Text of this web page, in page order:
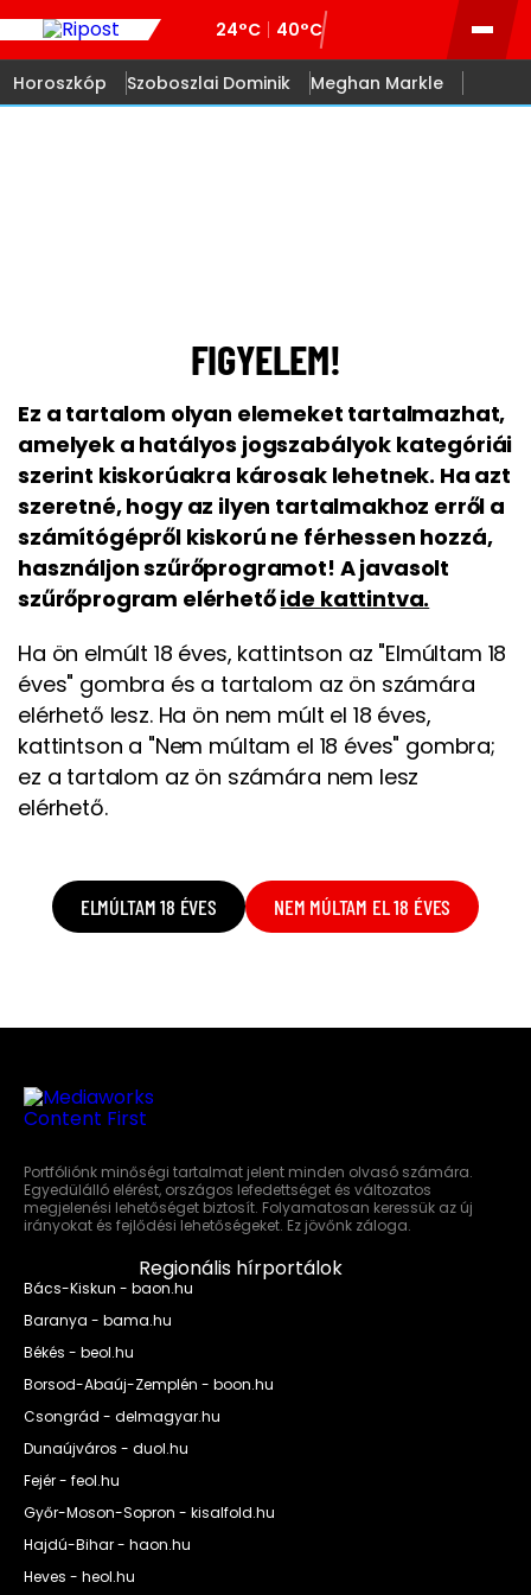
24°C 40°C
Horoszkóp Szoboszlai Dominik Meghan Markle
FIGYELEM!
Ez a tartalom olyan elemeket tartalmazhat,
amelyek a hatályos jogszabályok kategóriái
szerint kiskorúakra károsak lehetnek. Ha azt
szeretné, hogy az ilyen tartalmakhoz erről a
számítógépről kiskorú ne férhessen hozzá,
használjon szűrőprogramot! A javasolt
szűrőprogram elérhetőide kattintva.
Ha ön elmúlt 18 éves, kattintson az "Elmúltam 18
éves" gombra és a tartalom az ön számára
elérhető lesz. Ha ön nem múlt el 18 éves,
kattintson a "Nem múltam el 18 éves" gombra;
ez a tartalom az ön számára nem lesz
elérhető.
ELMÚLTAM 18 ÉVES NEM MÚLTAM EL 18 ÉVES
Portfóliónk minőségi tartalmat jelent minden olvasó számára.
Egyedülálló elérést, országos lefedettséget és változatos
megjelenési lehetőséget biztosít. Folyamatosan keressük az új
irányokat és fejlődési lehetőségeket. Ez jövőnk záloga.
Regionális hírportálok
Bács-Kiskun - baon.hu
Baranya - bama.hu
Békés - beol.hu
Borsod-Abaúj-Zemplén - boon.hu
Csongrád - delmagyar.hu
Dunaújváros - duol.hu
Fejér - feol.hu
Győr-Moson-Sopron - kisalfold.hu
Hajdú-Bihar - haon.hu
Heves - heol.hu